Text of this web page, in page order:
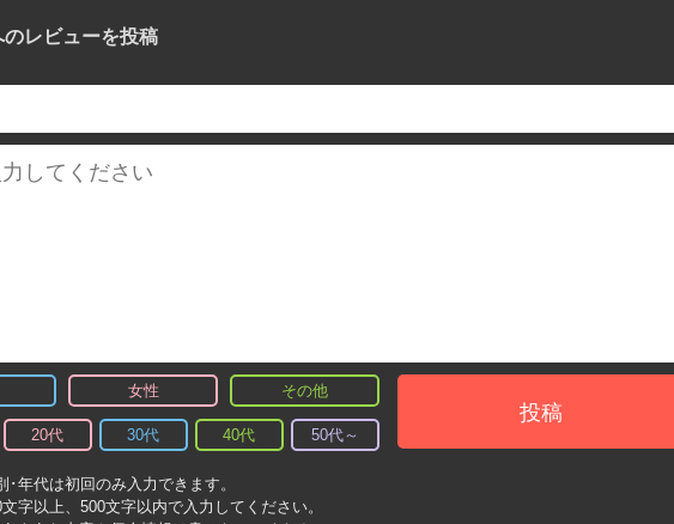
のレビューを投稿
女性 その他
20代 30代 40代 50代～
投稿
年代は初回のみ入力できます。
字以上、500文字以内で入力してください。